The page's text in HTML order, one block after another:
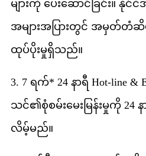
များကို ပေးဆောင်ခြင်း။ နိုင်
အများအပြားတွင် အမှတ်တံ
ထုပ်ပိုးမှုရှိသည်။
3. 7 ရက်* 24 နာရီ Hot-line &
သင်၏စုံစမ်းမေးမြန်းမှုကို 24 န
လိမ့်မည်။